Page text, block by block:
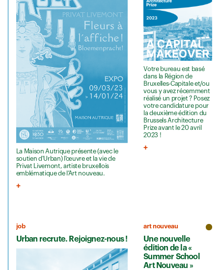
La Maison Autrique présente (avec le
soutien d'Urban) l'œuvre et la vie de
Privat Livemont, artiste bruxellois
emblématique de l’Art nouveau.
Votre bureau est basé
dans la Région de
Bruxelles-Capitale et/ou
vous y avez récemment
réalisé un projet ? Posez
votre candidature pour
la deuxième édition du
Brussels Architecture
Prize avant le 20 avril
2023 !
job
Urban recrute. Rejoignez-nous !
art nouveau
Une nouvelle
édition de la «
Summer School
Art Nouveau »